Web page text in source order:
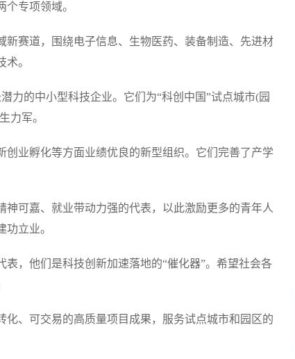
专项领域。
赛道，围绕电子信息、生物医药、装备制造、先进材
。
的中小型科技企业。它们为“科创中国”试点城市(园
力军。
业孵化等方面业绩优良的新型组织。它们完善了产学
可嘉、就业带动力强的代表，以此激励更多的青年人
立业。
，他们是科技创新加速落地的“催化器”。希望社会各
、可交易的高质量项目成果，服务试点城市和园区的